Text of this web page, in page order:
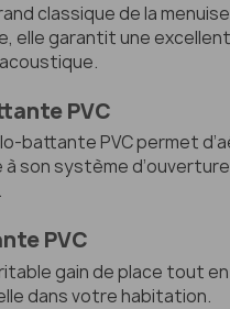
classique de la
elle garantit une
PVC
battante PVC permet
son système d’ouverture
PVC
gain de place tout en
dans votre habitation.